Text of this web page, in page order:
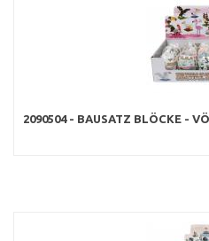
2090504 - BAUSATZ BLÖCKE -